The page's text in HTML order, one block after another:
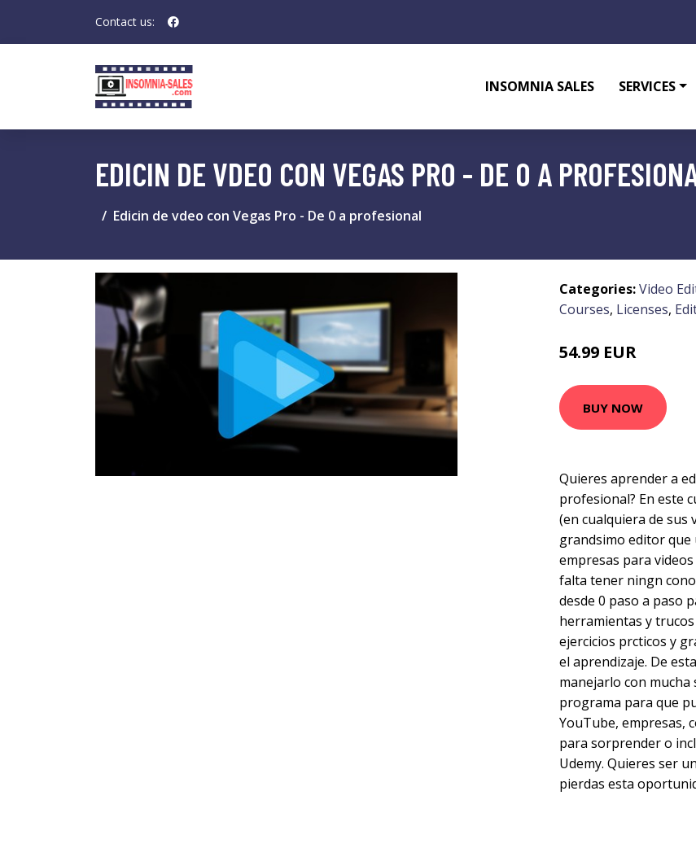
Contact us:
INSOMNIA SALES SERVICES
EDICIN DE VDEO CON VEGAS PRO - DE 0 A
Edicin de vdeo con Vegas Pro - De 0 a profesional
Categories:Video
Courses, Licenses,
54.99 EUR
BUY NOW
Quieres aprender a
profesional? En este
(en cualquiera de sus
grandsimo editor que
empresas para
falta tener ningn
desde 0 paso a paso
herramientas y
ejercicios prcticos y
el aprendizaje. De
manejarlo con
programa para que
YouTube, empresas,
para sorprender o
Udemy. Quieres ser
pierdas esta